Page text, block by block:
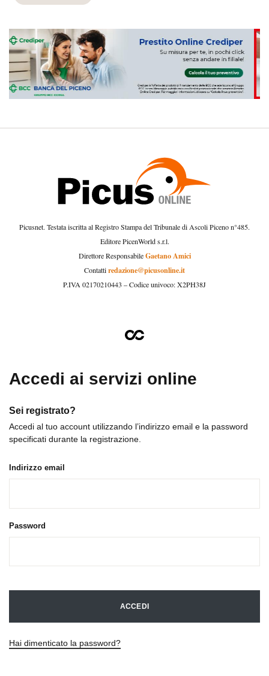
Picusnet. Testata iscritta al Registro Stampa del Tribunale di Ascoli Piceno n°485.
Editore PicenWorld s.r.l.
Direttore ResponsabileGaetano Amici
Contattiredazione@picusonline.it
P.IVA 02170210443 – Codice univoco: X2PH38J
Accedi ai servizi online
Sei registrato?
Accedi al tuo account utilizzando l’indirizzo email e la password
specificati durante la registrazione.
Indirizzo email
Password
ACCEDI
Hai dimenticato la password?